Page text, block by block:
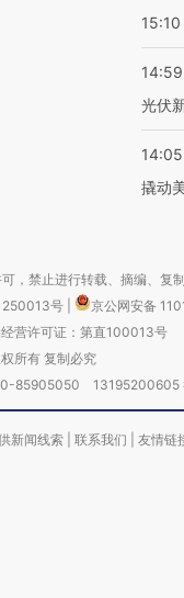
15:10
14:59
光伏
14:05
撬动
，禁止进行转载、摘编、复
号
京公网安备
营许可证：第直100013号
所有 复制必究
85905050 13195200605
新闻线索 联系我们 友情链